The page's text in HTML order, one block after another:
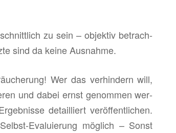
zu sein – ob­jek­tiv be­trach­
sind da keine Aus­nah­me.
Wer das ver­hin­dern will,
und dabei ernst ge­nom­men wer­
de­tail­liert ver­öf­fent­li­chen.
Eva­lu­ie­rung mög­lich – Sonst